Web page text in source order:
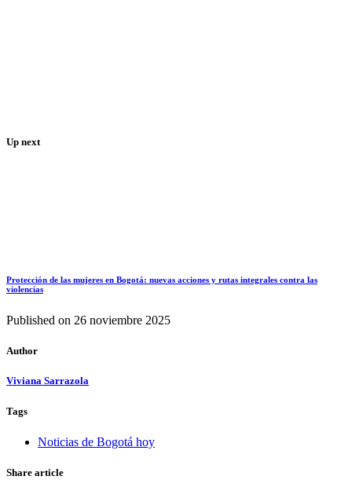
Up next
Protección de las mujeres en Bogotá: nuevas acciones y rutas integrales contra las
violencias
Published on 26 noviembre 2025
Author
Viviana Sarrazola
Tags
Noticias de Bogotá hoy
Share article